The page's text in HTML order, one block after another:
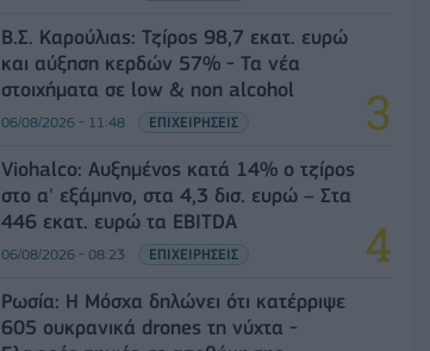
Β.Σ. Καρούλιας: Τζίρος 98,7 εκατ. ευρώ
και αύξηση κερδών 57% - Τα νέα
στοιχήματα σε low & non alcohol
06/08/2026 - 11:48 ΕΠΙΧΕΙΡΗΣΕΙΣ
Viohalco: Αυξημένος κατά 14% ο τζίρος
στο α' εξάμηνο, στα 4,3 δισ. ευρώ – Στα
446 εκατ. ευρώ τα EBITDA
06/08/2026 - 08:23 ΕΠΙΧΕΙΡΗΣΕΙΣ
Ρωσία: Η Μόσχα δηλώνει ότι κατέρριψε
605 ουκρανικά drones τη νύχτα -